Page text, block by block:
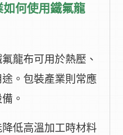
何使用鐵氟龍
龍布可用於熱壓、
。包裝產業則常應
。
低高溫加工時材料